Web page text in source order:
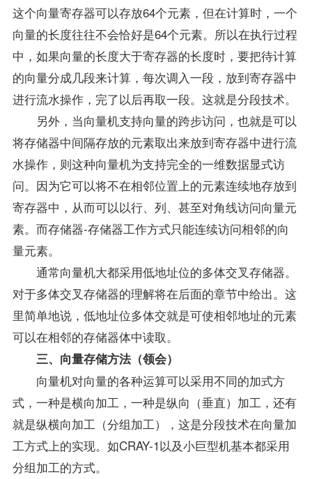
这个向量寄存器可以存放64个元素，但在计算时，一个
向量的长度往往不会恰好是64个元素。所以在执行过程
中，如果向量的长度大于寄存器的长度时，要把待计算
的向量分成几段来计算，每次调入一段，放到寄存器中
进行流水操作，完了以后再取一段。这就是分段技术。
另外，当向量机支持向量的跨步访问，也就是可以
将存储器中间隔存放的元素取出来放到寄存器中进行流
水操作，则这种向量机为支持完全的一维数据显式访
问。因为它可以将不在相邻位置上的元素连续地存放到
寄存器中，从而可以以行、列、甚至对角线访问向量元
素。而存储器-存储器工作方式只能连续访问相邻的向
量元素。
通常向量机大都采用低地址位的多体交叉存储器。
对于多体交叉存储器的理解将在后面的章节中给出。这
里简单地说，低地址位多体交就是可使相邻地址的元素
可以在相邻的存储器体中读取。
三、向量存储方法（领会）
向量机对向量的各种运算可以采用不同的加式方
式，一种是横向加工，一种是纵向（垂直）加工，还有
就是纵横向加工（分组加工），这是分段技术在向量加
工方式上的实现。如CRAY-1以及小巨型机基本都采用
分组加工的方式。